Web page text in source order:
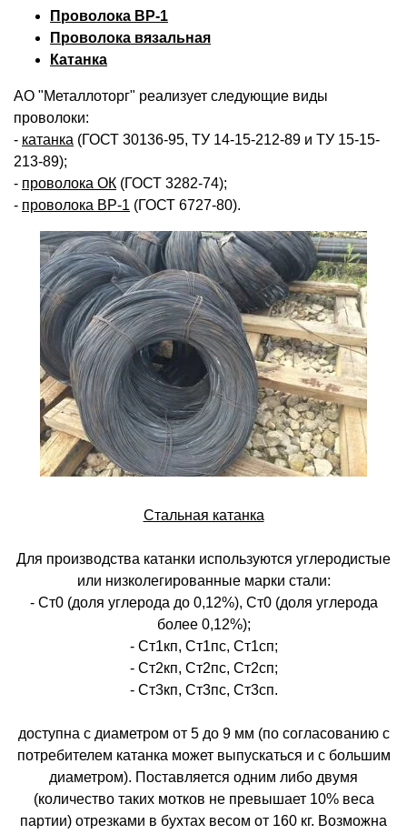
Проволока ВР-1
Проволока вязальная
Катанка
АО "Металлоторг" реализует следующие виды
проволоки:
- катанка (ГОСТ 30136-95, ТУ 14-15-212-89 и ТУ 15-15-
213-89);
- проволока ОК (ГОСТ 3282-74);
- проволока ВР-1 (ГОСТ 6727-80).
Стальная катанка
Для производства катанки используются углеродистые
или низколегированные марки стали:
- Ст0 (доля углерода до 0,12%), Ст0 (доля углерода
более 0,12%);
- Ст1кп, Ст1пс, Ст1сп;
- Ст2кп, Ст2пс, Ст2сп;
- Ст3кп, Ст3пс, Ст3сп.
доступна с диаметром от 5 до 9 мм (по согласованию с
потребителем катанка может выпускаться и с большим
диаметром). Поставляется одним либо двумя
(количество таких мотков не превышает 10% веса
партии) отрезками в бухтах весом от 160 кг. Возможна